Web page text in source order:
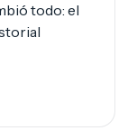
todo: el